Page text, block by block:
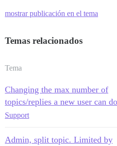
mostrar publicación en el tema
Temas relacionados
Tema
Changing the max number of
topics/replies a new user can do
Support
Admin, split topic. Limited by